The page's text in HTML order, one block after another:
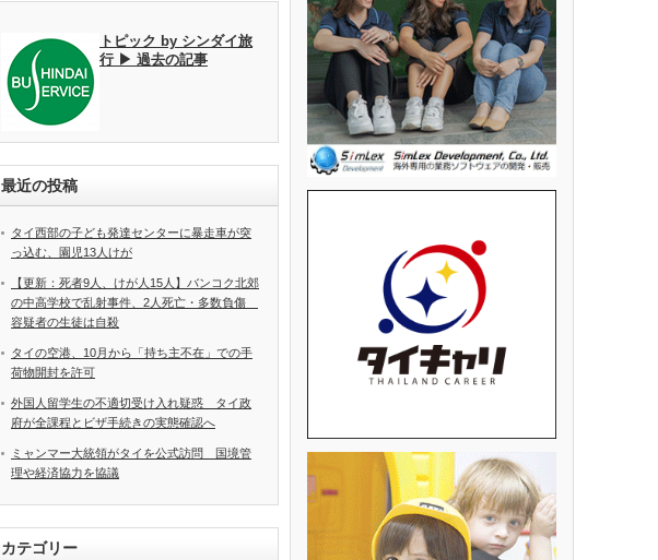
トピック by シンダイ旅
行 ▶ 過去の記事
最近の投稿
タイ西部の子ども発達センターに暴走車が突
っ込む、園児13人けが
【更新：死者9人、けが人15人】バンコク北郊
の中高学校で乱射事件、2人死亡・多数負傷
容疑者の生徒は自殺
タイの空港、10月から「持ち主不在」での手
荷物開封を許可
外国人留学生の不適切受け入れ疑惑 タイ政
府が全課程とビザ手続きの実態確認へ
ミャンマー大統領がタイを公式訪問 国境管
理や経済協力を協議
カテゴリー